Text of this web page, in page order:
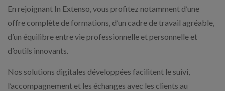
En rejoignant In Extenso, vous profitez notamment d’une
offre complète de formations, d’un cadre de travail agréable,
d’un équilibre entre vie professionnelle et personnelle et
d’outils innovants.
Nos solutions digitales développées facilitent le suivi,
l’accompagnement et les échanges avec les clients au